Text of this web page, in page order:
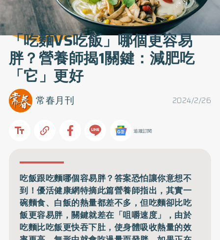
「吃麵VS吃飯」哪個更容易
胖？營養師揭1關鍵：減肥吃
「它」更好
2024/2/26
常春月刊
追蹤訂閱
吃飯跟吃麵哪個容易胖？答案恐怕讓你意想不
到！優活健康網特摘此篇營養師指出，其實一
碗麵食、白飯的熱量都差不多，但吃麵卻比吃
飯更容易胖，關鍵就差在「咀嚼速度」，由於
吃麵比吃飯更快吞下肚，使身體吸收熱量的效